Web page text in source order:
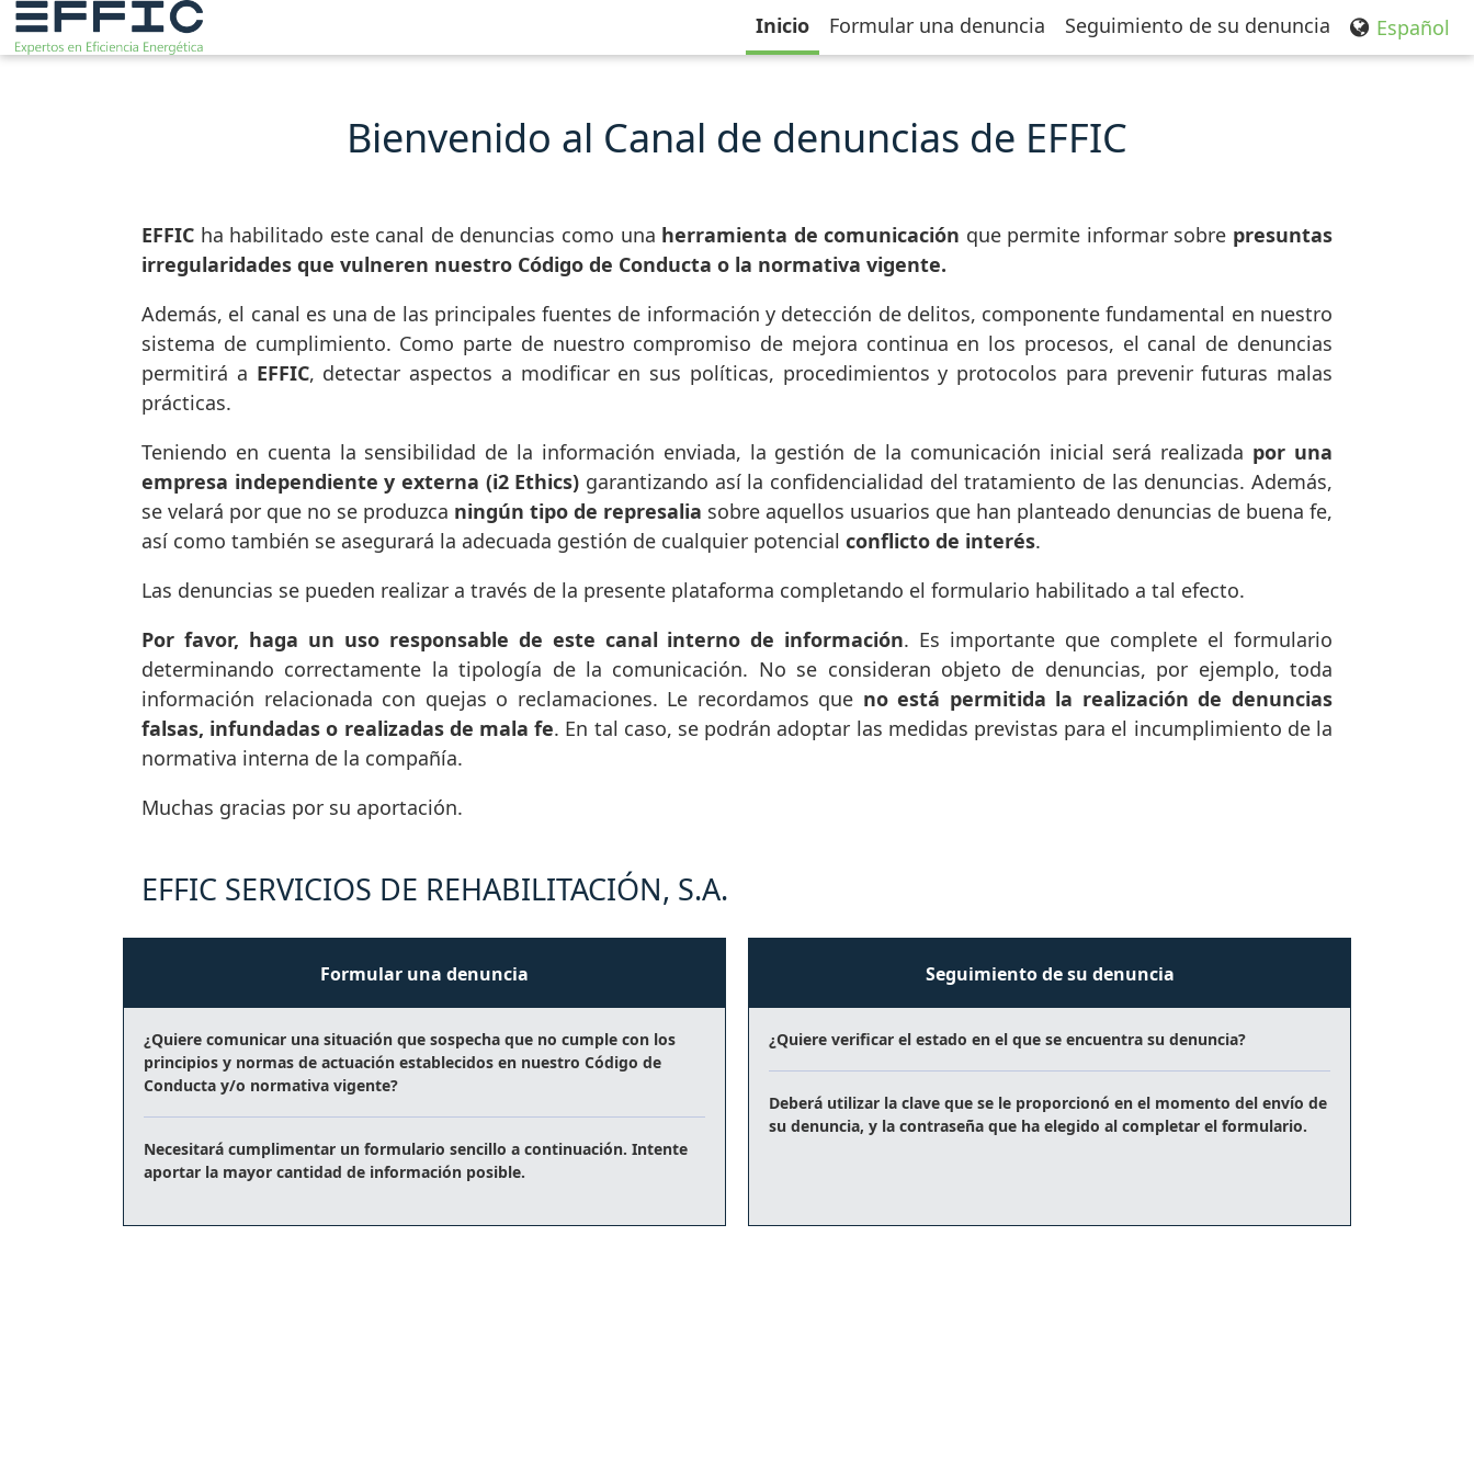
Inicio Formular una denuncia Seguimiento de su denuncia Español
Bienvenido al Canal de denuncias de EFFIC
EFFIC ha habilitado este canal de denuncias como una herramienta de comunicación que permite informar sobre presuntas
irregularidades que vulneren nuestro Código de Conducta o la normativa vigente.
Además, el canal es una de las principales fuentes de información y detección de delitos, componente fundamental en nuestro
sistema de cumplimiento. Como parte de nuestro compromiso de mejora continua en los procesos, el canal de denuncias
permitirá a EFFIC, detectar aspectos a modificar en sus políticas, procedimientos y protocolos para prevenir futuras malas
prácticas.
Teniendo en cuenta la sensibilidad de la información enviada, la gestión de la comunicación inicial será realizada por una
empresa independiente y externa (i2 Ethics) garantizando así la confidencialidad del tratamiento de las denuncias. Además,
se velará por que no se produzca ningún tipo de represalia sobre aquellos usuarios que han planteado denuncias de buena fe,
así como también se asegurará la adecuada gestión de cualquier potencial conflicto de interés.
Las denuncias se pueden realizar a través de la presente plataforma completando el formulario habilitado a tal efecto.
Por favor, haga un uso responsable de este canal interno de información. Es importante que complete el formulario
determinando correctamente la tipología de la comunicación. No se consideran objeto de denuncias, por ejemplo, toda
información relacionada con quejas o reclamaciones. Le recordamos que no está permitida la realización de denuncias
falsas, infundadas o realizadas de mala fe. En tal caso, se podrán adoptar las medidas previstas para el incumplimiento de la
normativa interna de la compañía.
Muchas gracias por su aportación.
EFFIC SERVICIOS DE REHABILITACIÓN, S.A.
Formular una denuncia
¿Quiere comunicar una situación que sospecha que no cumple con los
principios y normas de actuación establecidos en nuestro Código de
Conducta y/o normativa vigente?
Necesitará cumplimentar un formulario sencillo a continuación. Intente
aportar la mayor cantidad de información posible.
Seguimiento de su denuncia
¿Quiere verificar el estado en el que se encuentra su denuncia?
Deberá utilizar la clave que se le proporcionó en el momento del envío de
su denuncia, y la contraseña que ha elegido al completar el formulario.